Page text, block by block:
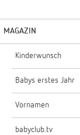
MAGAZIN
Kinderwunsch
Babys erstes Jahr
Vornamen
babyclub.tv